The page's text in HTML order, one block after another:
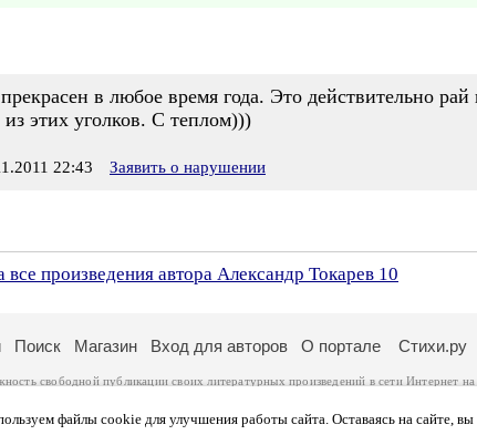
в любое время года. Это действительно
этих уголков. С теплом)))
22:43 Заявить о нарушении
все произведения автора Александр Токарев 10
файлы cookie для улучшения работы сайта. Оставаясь на сайте, вы
Поиск Магазин Вход для авторов О портале Стихи.ру
свободной публикации своих литературных произведений в сети Интернет
. Перепечатка произведений возможна только с согласия его
авторы несут самостоятельно на основании
персональных данных. Вы также можете посмотреть более подробную